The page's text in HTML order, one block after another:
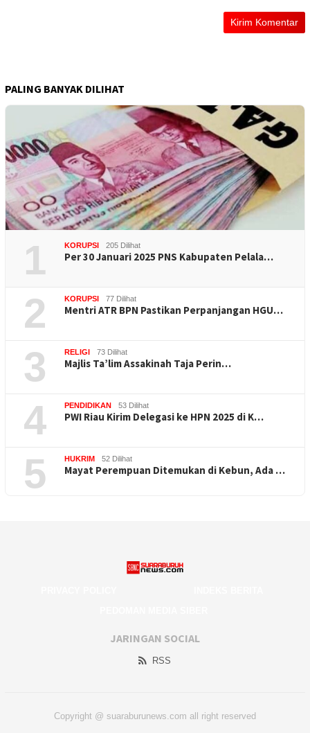
PALING BANYAK DILIHAT
1 KORUPSI 205 Dilihat
Per 30 Januari 2025 PNS Kabupaten Pelala…
2 KORUPSI 77 Dilihat
Mentri ATR BPN Pastikan Perpanjangan HGU…
3 RELIGI 73 Dilihat
Majlis Ta’lim Assakinah Taja Perin…
4 PENDIDIKAN 53 Dilihat
PWI Riau Kirim Delegasi ke HPN 2025 di K…
5 HUKRIM 52 Dilihat
Mayat Perempuan Ditemukan di Kebun, Ada …
JARINGAN SOCIAL
RSS
Copyright @ suaraburunews.com all right reserved